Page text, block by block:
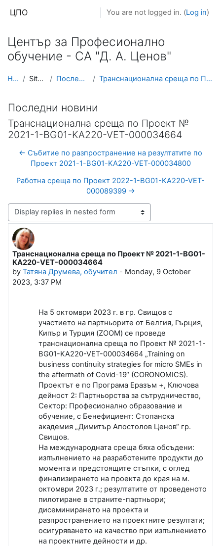
ЦПО You are not logged in. (Log in)
Център за Професионално
обучение - СА "Д. А. Ценов"
Home Site pages Последни новини Транснационална среща по Проект № 2021-1-BG01-KA22...
Последни новини
Транснационална среща по Проект №
2021-1-BG01-KA220-VET-000034664
← Събитие по разпространение на резултатите по
Проект 2021-1-BG01-KA220-VET-000034800
Работна среща по Проект 2022-1-BG01-KA220-VET-
000089399 →
Display mode
Транснационална среща по Проект № 2021-1-BG01-
KA220-VET-000034664
by Татяна Друмева, обучител - Monday, 9 October
2023, 3:37 PM
Number of replies: 0
На 5 октомври 2023 г. в гр. Свищов с
участието на партньорите от Белгия, Гърция,
Кипър и Турция (ZOOM) се проведе
транснационална среща по Проект № 2021-1-
BG01-KA220-VET-000034664 „Training on
business continuity strategies for micro SMEs in
the aftermath of Covid-19“ (CORONOMICS).
Проектът е по Програма Еразъм +, Ключова
дейност 2: Партньорства за сътрудничество,
Сектор: Професионално образование и
обучение, с Бенефициент: Стопанска
академия „Димитър Апостолов Ценов“ гр.
Свищов.
На международната среща бяха обсъдени:
изпълнението на разработените продукти до
момента и предстоящите стъпки, с оглед
финализирането на проекта до края на м.
октомври 2023 г.; резултатите от проведеното
пилотиране в страните-партньори;
дисеминирането на проекта и
разпространението на проектните резултати;
осигуряването на качество при изпълнението
на проектните дейности и др.